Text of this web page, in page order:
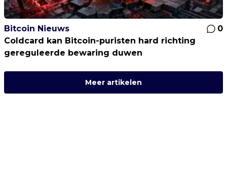
Bitcoin Nieuws
0
Coldcard kan Bitcoin-puristen hard richting
gereguleerde bewaring duwen
Meer artikelen